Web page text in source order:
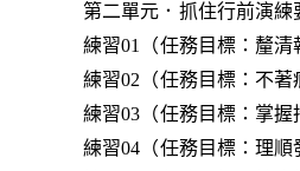
第二單元．抓住行前演練
練習01（任務目標：釐清
練習02（任務目標：不著
練習03（任務目標：掌握
練習04（任務目標：理順